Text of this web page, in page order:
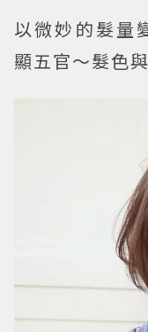
以微妙的髮量
顯五官～髮色